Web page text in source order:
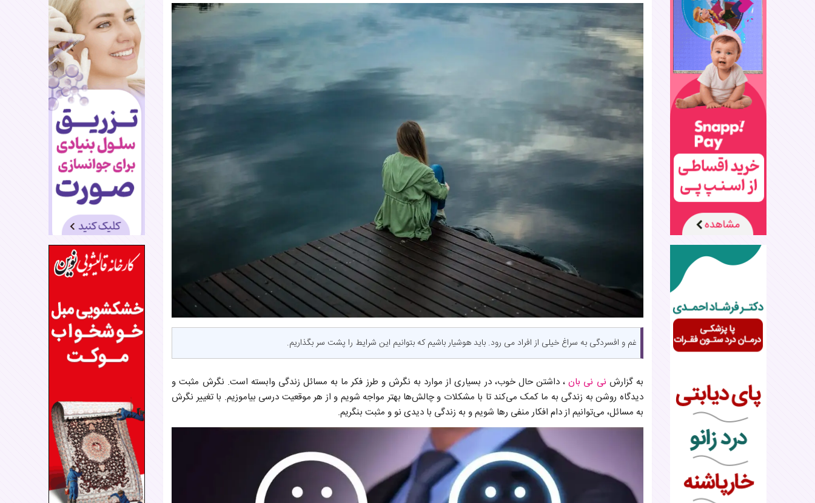
غم و افسردگی به سراغ خیلی از افراد می رود. باید هوشیار باشیم که بتوانیم این شرایط را پشت سر بگذاریم.
به گزارش نی نی بان، داشتن حال خوب، در بسیاری از موارد به نگرش و طرز فکر ما به مسائل زندگی وابسته است. نگرش مثبت و
دیدگاه روشن به زندگی به ما کمک می‌کند تا با مشکلات و چالش‌ها بهتر مواجه شویم و از هر موقعیت درسی بیاموزیم. با تغییر نگرش
به مسائل، می‌توانیم از دام افکار منفی رها شویم و به زندگی با دیدی نو و مثبت بنگریم.